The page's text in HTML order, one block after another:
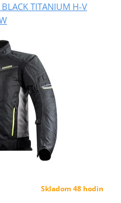
TITANIUM H-V
Skladom 48 hodin